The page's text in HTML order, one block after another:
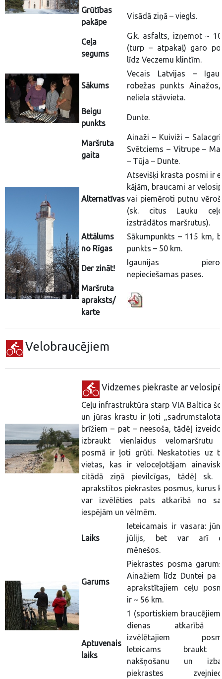
Grūtības
pakāpe
Visādā ziņā – viegls.
Ceļa
segums
G.k. asfalts, izņemot ~
(turp – atpakaļ) garo
līdz Veczemu klintīm.
Sākums
Vecais Latvijas –
robežas punkts
neliela stāvvieta.
Beigu
punkts
Dunte.
Maršruta
gaita
Ainaži – Kuiviži –
Svētciems – Vitrupe –
– Tūja – Dunte.
Alternatīvas
Atsevišķi krasta posmi ir
kājām, braucami ar
vai piemēroti putnu
(sk. citus Lauku
izstrādātos maršrutus).
Attālums
no Rīgas
Sākumpunkts – 115 km,
punkts – 50 km.
Der zināt!
Igaunijas
nepieciešamas pases.
Maršruta
apraksts/
karte
Velobraucējiem
Vidzemes piekraste ar
Ceļu infrastruktūra starp VIA Baltica
un jūras krastu ir ļoti
brīžiem – pat – neesoša, tādēļ
izbraukt vienlaidus velomaršrutu
posmā ir ļoti grūti. Neskatoties uz
vietas, kas ir veloceļotājam
citādā ziņā pievilcīgas, tādēļ sk.
aprakstītos piekrastes posmus, kurus
var izvēlēties pats atkarībā no
iespējām un vēlmēm.
Laiks
Ieteicamais ir vasara:
jūlijs, bet var arī
mēnešos.
Garums
Piekrastes posma
Ainažiem līdz Duntei pa
aprakstītajiem ceļu
ir ~ 56 km.
Aptuvenais
laiks
1 (sportiskiem
dienas atkarībā
izvēlētajiem
Ieteicams
nakšņošanu un
piekrastes